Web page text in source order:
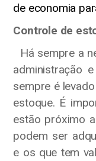
de economia
Controle de
Há sempre a
administração
sempre é
estoque. É
estão próximo
podem ser
e os que tem